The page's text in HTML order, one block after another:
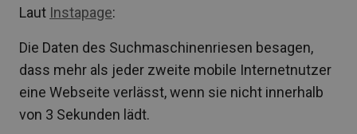
Laut Instapage:
Die Daten des Suchmaschinenriesen besagen,
dass mehr als jeder zweite mobile Internetnutzer
eine Webseite verlässt, wenn sie nicht innerhalb
von 3 Sekunden lädt.